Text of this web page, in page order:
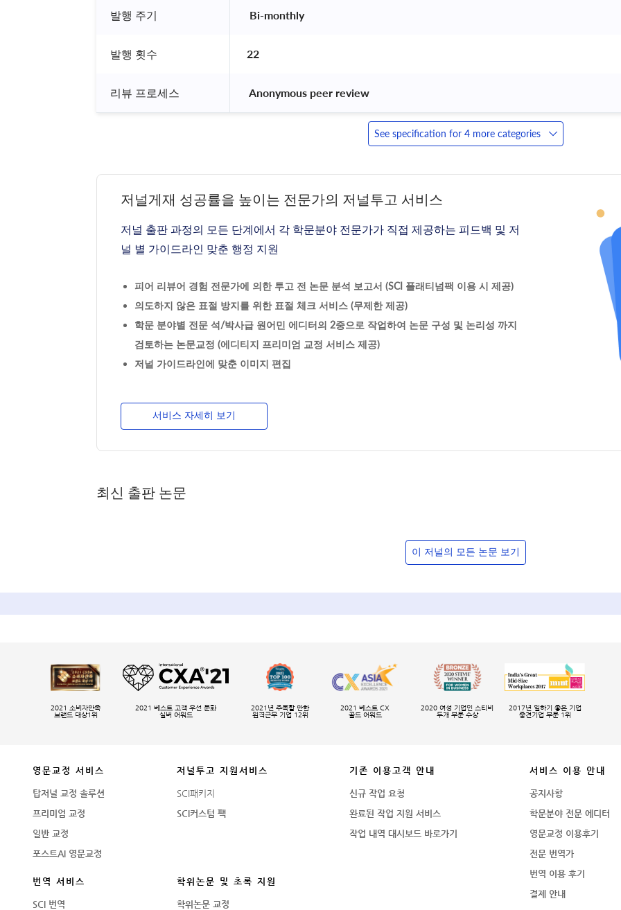
발행 주기 Bi-monthly
발행 횟수 22
리뷰 프로세스 Anonymous peer review
See specification for 4 more categories
저널게재 성공률을 높이는 전문가의 저널투고 서비스
저널 출판 과정의 모든 단계에서 각 학문분야 전문가가 직접 제공하는 피드백 및 저
널 별 가이드라인 맞춘 행정 지원
피어 리뷰어 경험 전문가에 의한 투고 전 논문 분석 보고서 (SCI 플래티넘팩 이용 시 제공)
의도하지 않은 표절 방지를 위한 표절 체크 서비스 (무제한 제공)
학문 분야별 전문 석/박사급 원어민 에디터의 2중으로 작업하여 논문 구성 및 논리성 까지
검토하는 논문교정 (에디티지 프리미엄 교정 서비스 제공)
저널 가이드라인에 맞춘 이미지 편집
서비스 자세히 보기
최신 출판 논문
이 저널의 모든 논문 보기